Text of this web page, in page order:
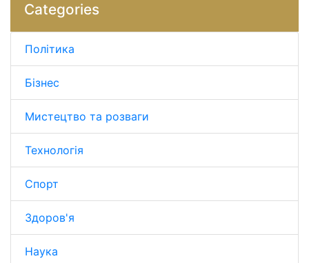
Categories
Політика
Бізнес
Мистецтво та розваги
Технологія
Спорт
Здоров'я
Наука